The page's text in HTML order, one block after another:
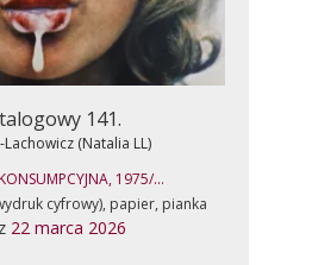
141.
(Natalia LL)
1975/...
cyfrowy), papier, pianka
22 marca 2026